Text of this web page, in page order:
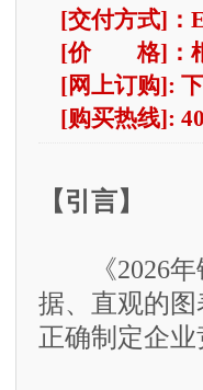
[交付方式]：
[价 格]：根
[网上订购]:
[购买热线]:
【引言】
《2026年
据、直观的
正确制定企业